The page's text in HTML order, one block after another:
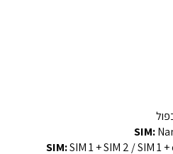
SIM 1 + SIM 2 / SIM 1